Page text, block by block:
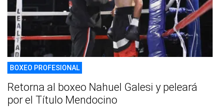
BOXEO PROFESIONAL
Retorna al boxeo Nahuel Galesi y peleará
por el Título Mendocino